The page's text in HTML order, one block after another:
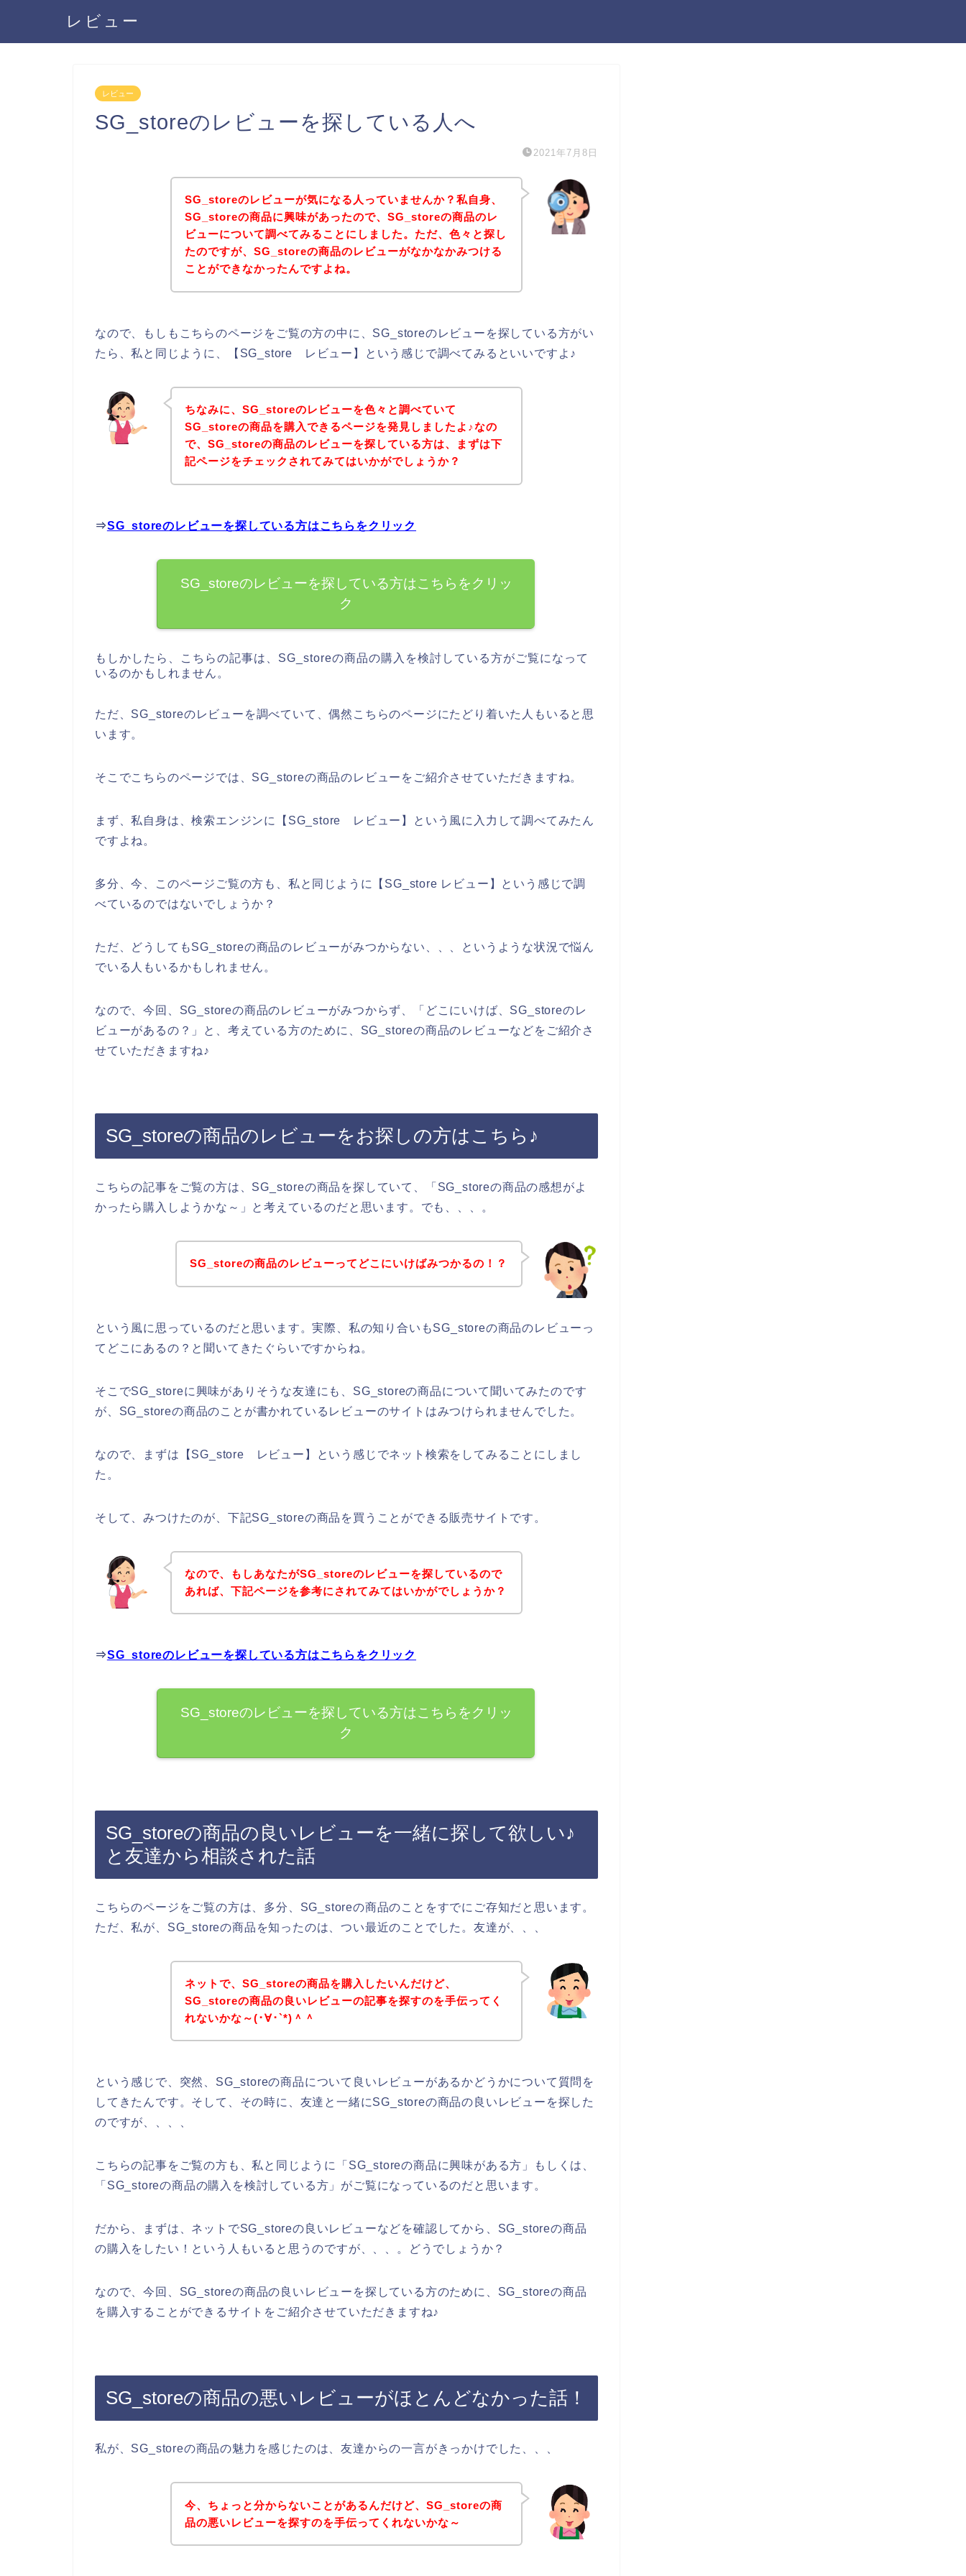
レビュー
レビュー
SG_storeのレビューを探している人へ
2021年7月8日
SG_storeのレビューが気になる人っていませんか？私自身、
SG_storeの商品に興味があったので、SG_storeの商品のレ
ビューについて調べてみることにしました。ただ、色々と探し
たのですが、SG_storeの商品のレビューがなかなかみつける
ことができなかったんですよね。
なので、もしもこちらのページをご覧の方の中に、SG_storeのレビューを探している方がい
たら、私と同じように、【SG_store レビュー】という感じで調べてみるといいですよ♪
ちなみに、SG_storeのレビューを色々と調べていて
SG_storeの商品を購入できるページを発見しましたよ♪なの
で、SG_storeの商品のレビューを探している方は、まずは下
記ページをチェックされてみてはいかがでしょうか？
⇒SG_storeのレビューを探している方はこちらをクリック
SG_storeのレビューを探している方はこちらをクリッ
ク
もしかしたら、こちらの記事は、SG_storeの商品の購入を検討している方がご覧になって
いるのかもしれません。
ただ、SG_storeのレビューを調べていて、偶然こちらのページにたどり着いた人もいると思
います。
そこでこちらのページでは、SG_storeの商品のレビューをご紹介させていただきますね。
まず、私自身は、検索エンジンに【SG_store レビュー】という風に入力して調べてみたん
ですよね。
多分、今、このページご覧の方も、私と同じように【SG_store レビュー】という感じで調
べているのではないでしょうか？
ただ、どうしてもSG_storeの商品のレビューがみつからない、、、というような状況で悩ん
でいる人もいるかもしれません。
なので、今回、SG_storeの商品のレビューがみつからず、「どこにいけば、SG_storeのレ
ビューがあるの？」と、考えている方のために、SG_storeの商品のレビューなどをご紹介さ
せていただきますね♪
SG_storeの商品のレビューをお探しの方はこちら♪
こちらの記事をご覧の方は、SG_storeの商品を探していて、「SG_storeの商品の感想がよ
かったら購入しようかな～」と考えているのだと思います。でも、、、。
SG_storeの商品のレビューってどこにいけばみつかるの！？
という風に思っているのだと思います。実際、私の知り合いもSG_storeの商品のレビューっ
てどこにあるの？と聞いてきたぐらいですからね。
そこでSG_storeに興味がありそうな友達にも、SG_storeの商品について聞いてみたのです
が、SG_storeの商品のことが書かれているレビューのサイトはみつけられませんでした。
なので、まずは【SG_store レビュー】という感じでネット検索をしてみることにしまし
た。
そして、みつけたのが、下記SG_storeの商品を買うことができる販売サイトです。
なので、もしあなたがSG_storeのレビューを探しているので
あれば、下記ページを参考にされてみてはいかがでしょうか？
⇒SG_storeのレビューを探している方はこちらをクリック
SG_storeのレビューを探している方はこちらをクリッ
ク
SG_storeの商品の良いレビューを一緒に探して欲しい♪
と友達から相談された話
こちらのページをご覧の方は、多分、SG_storeの商品のことをすでにご存知だと思います。
ただ、私が、SG_storeの商品を知ったのは、つい最近のことでした。友達が、、、
ネットで、SG_storeの商品を購入したいんだけど、
SG_storeの商品の良いレビューの記事を探すのを手伝ってく
れないかな～(･∀･`*)＾＾
という感じで、突然、SG_storeの商品について良いレビューがあるかどうかについて質問を
してきたんです。そして、その時に、友達と一緒にSG_storeの商品の良いレビューを探した
のですが、、、、
こちらの記事をご覧の方も、私と同じように「SG_storeの商品に興味がある方」もしくは、
「SG_storeの商品の購入を検討している方」がご覧になっているのだと思います。
だから、まずは、ネットでSG_storeの良いレビューなどを確認してから、SG_storeの商品
の購入をしたい！という人もいると思うのですが、、、。どうでしょうか？
なので、今回、SG_storeの商品の良いレビューを探している方のために、SG_storeの商品
を購入することができるサイトをご紹介させていただきますね♪
SG_storeの商品の悪いレビューがほとんどなかった話！
私が、SG_storeの商品の魅力を感じたのは、友達からの一言がきっかけでした、、、
今、ちょっと分からないことがあるんだけど、SG_storeの商
品の悪いレビューを探すのを手伝ってくれないかな～